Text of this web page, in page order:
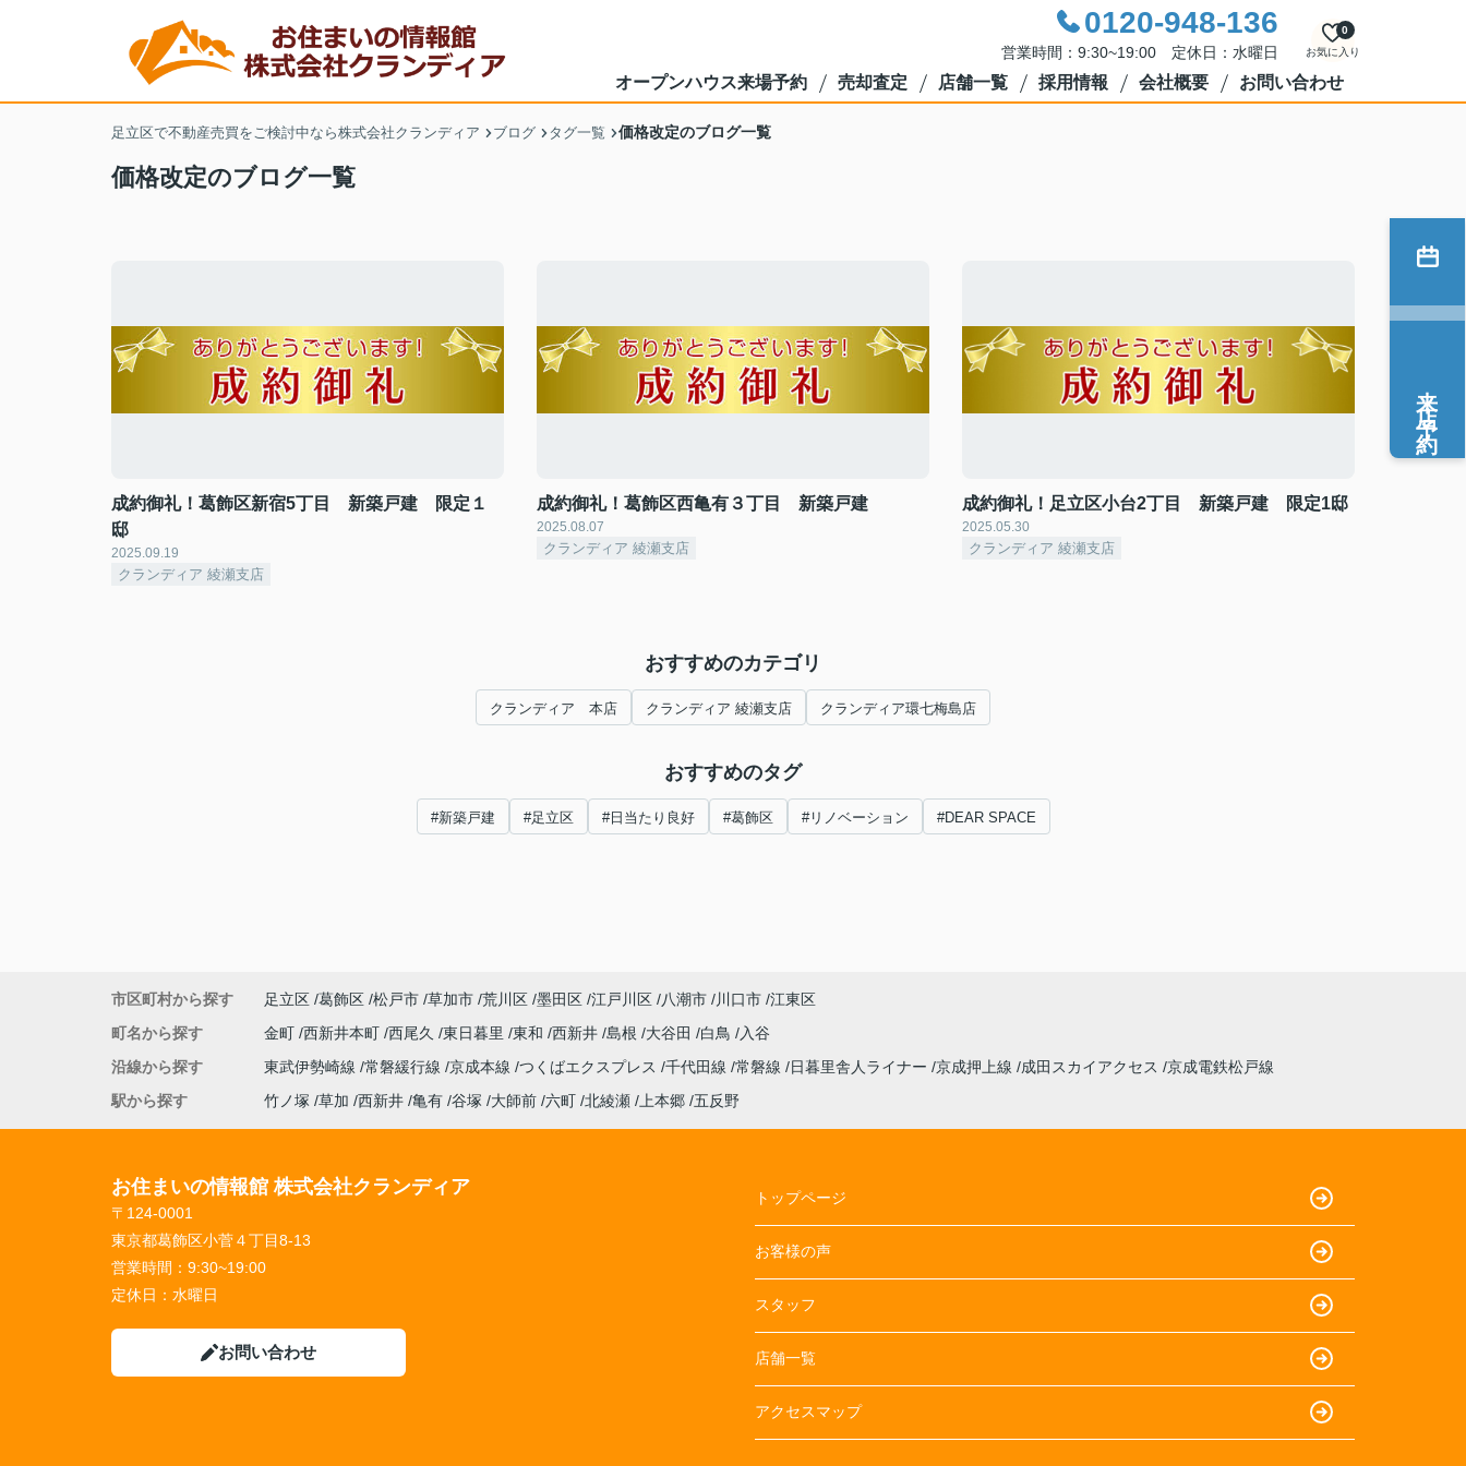
0120-948-136
営業時間：9:30~19:00 定休日：水曜日 お気に入り
0
オープンハウス来場予約 売却査定 店舗一覧 採用情報 会社概要 お問い合わせ
足立区で不動産売買をご検討中なら株式会社クランディア ブログ タグ一覧 価格改定のブログ一覧
価格改定のブログ一覧
成約御礼！葛飾区新宿5丁目 新築戸建 限定１
邸
2025.09.19
クランディア 綾瀬支店
成約御礼！葛飾区西亀有３丁目 新築戸建
2025.08.07
クランディア 綾瀬支店
成約御礼！足立区小台2丁目 新築戸建 限定1邸
2025.05.30
クランディア 綾瀬支店
おすすめのカテゴリ
クランディア 本店 クランディア 綾瀬支店 クランディア環七梅島店
おすすめのタグ
#新築戸建 #足立区 #日当たり良好 #葛飾区 #リノベーション #DEAR SPACE
来店予約
市区町村から探す 足立区 葛飾区 松戸市 草加市 荒川区 墨田区 江戸川区 八潮市 川口市 江東区
町名から探す
金町 西新井本町 西尾久 東日暮里 東和 西新井 島根 大谷田 白鳥
入谷
沿線から探す
東武伊勢崎線 常磐緩行線 京成本線 つくばエクスプレス 千代田線 常磐線 日暮里舎人ライナー 京成押上線 成田スカイアクセス
京成電鉄松戸線
駅から探す
竹ノ塚 草加 西新井 亀有 谷塚 大師前 六町 北綾瀬 上本郷 五反野
お住まいの情報館 株式会社クランディア
〒124-0001
東京都葛飾区小菅４丁目8-13
営業時間： 9:30~19:00
定休日： 水曜日
お問い合わせ
トップページ
お客様の声
スタッフ
店舗一覧
アクセスマップ